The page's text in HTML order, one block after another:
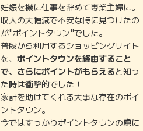
妊娠を機に仕事を辞めて専業主婦に。
収入の大幅減で不安な時に見つけたの
が"ポイントタウン"でした。
普段から利用するショッピングサイト
を、 ポイントタウンを経由すること
で、さらにポイントがもらえると知っ
た時は衝撃的でした！
家計を助けてくれる大事な存在のポイ
ントタウン。
今ではすっかりポイントタウンの虜に